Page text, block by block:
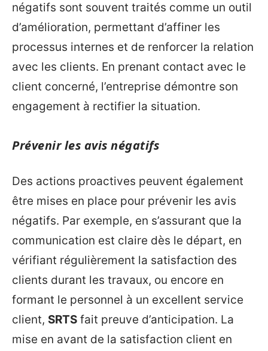
négatifs sont souvent traités comme un outil
d’amélioration, permettant d’affiner les
processus internes et de renforcer la relation
avec les clients. En prenant contact avec le
client concerné, l’entreprise démontre son
engagement à rectifier la situation.
Prévenir les avis négatifs
Des actions proactives peuvent également
être mises en place pour prévenir les avis
négatifs. Par exemple, en s’assurant que la
communication est claire dès le départ, en
vérifiant régulièrement la satisfaction des
clients durant les travaux, ou encore en
formant le personnel à un excellent service
client, SRTS fait preuve d’anticipation. La
mise en avant de la satisfaction client en